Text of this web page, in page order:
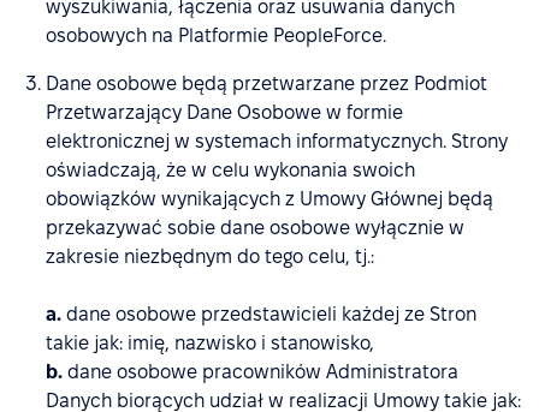
wyszukiwania, łączenia oraz usuwania danych
osobowych na Platformie PeopleForce.
Dane osobowe będą przetwarzane przez Podmiot
Przetwarzający Dane Osobowe w formie
elektronicznej w systemach informatycznych. Strony
oświadczają, że w celu wykonania swoich
obowiązków wynikających z Umowy Głównej będą
przekazywać sobie dane osobowe wyłącznie w
zakresie niezbędnym do tego celu, tj.:
a. dane osobowe przedstawicieli każdej ze Stron
takie jak: imię, nazwisko i stanowisko,
b. dane osobowe pracowników Administratora
Danych biorących udział w realizacji Umowy takie jak: